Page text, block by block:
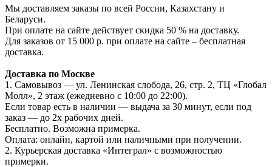
Мы доставляем заказы по всей России, Казахстану и
Беларуси.
При оплате на сайте действует скидка 50 % на доставку.
Для заказов от 15 000 р. при оплате на сайте – бесплатная
доставка.
Доставка по Москве
1. Самовывоз — ул. Ленинская слобода, 26, стр. 2, ТЦ «Глобал
Молл», 2 этаж (ежедневно с 10:00 до 22:00).
Если товар есть в наличии — выдача за 30 минут, если под
заказ — до 2х рабочих дней.
Бесплатно. Возможна примерка.
Оплата: онлайн, картой или наличными при получении.
2. Курьерская доставка «Интеграл» с возможностью
примерки.